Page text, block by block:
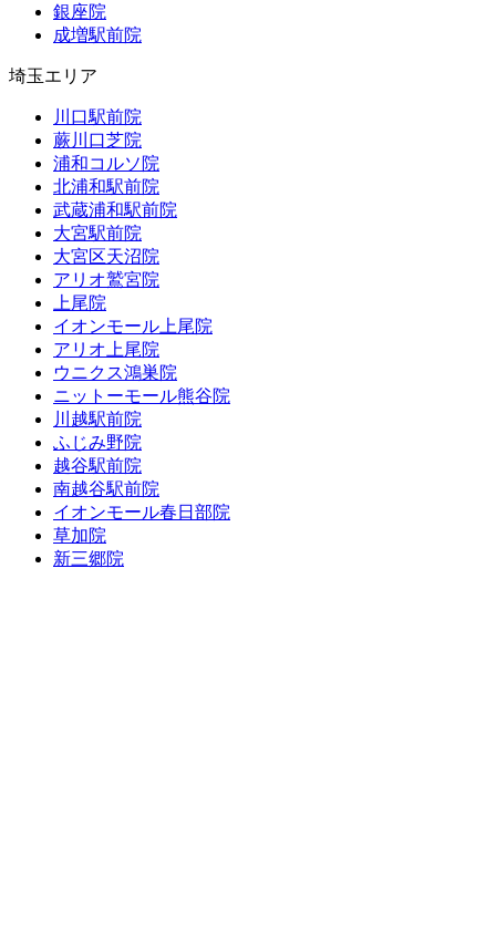
銀座院
成増駅前院
埼玉エリア
川口駅前院
蕨川口芝院
浦和コルソ院
北浦和駅前院
武蔵浦和駅前院
大宮駅前院
大宮区天沼院
アリオ鷲宮院
上尾院
イオンモール上尾院
アリオ上尾院
ウニクス鴻巣院
ニットーモール熊谷院
川越駅前院
ふじみ野院
越谷駅前院
南越谷駅前院
イオンモール春日部院
草加院
新三郷院